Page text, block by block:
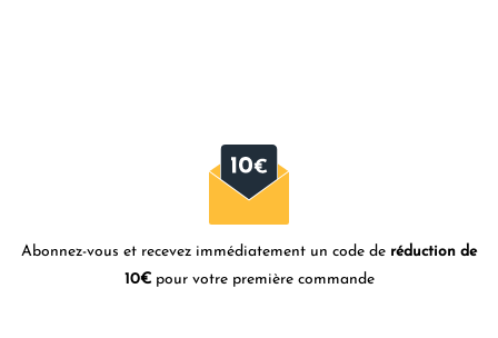
Abonnez-vous et recevez immédiatement un code de réduction de
10€pour votre première commande